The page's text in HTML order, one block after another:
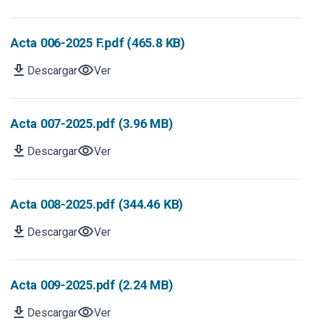
Acta 006-2025 F.pdf (465.8 KB)
download DescargarvisibilityVer
Acta 007-2025.pdf (3.96 MB)
download DescargarvisibilityVer
Acta 008-2025.pdf (344.46 KB)
download DescargarvisibilityVer
Acta 009-2025.pdf (2.24 MB)
download DescargarvisibilityVer